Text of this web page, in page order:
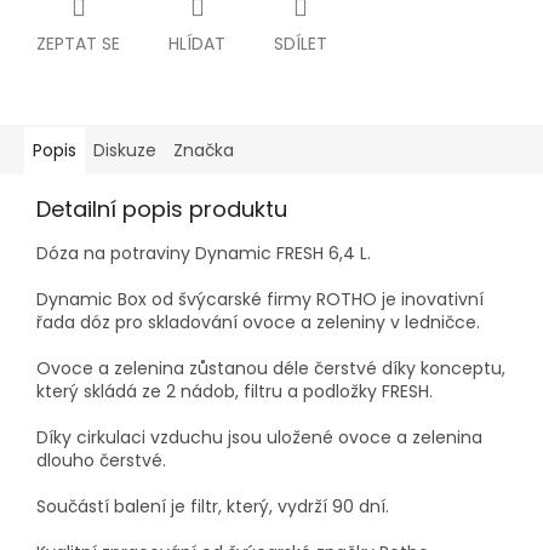
ZEPTAT SE HLÍDAT SDÍLET
Popis Diskuze Značka
Detailní popis produktu
Dóza na potraviny Dynamic FRESH 6,4 L.
Dynamic Box od švýcarské firmy ROTHO je inovativní
řada dóz pro skladování ovoce a zeleniny v ledničce.
Ovoce a zelenina zůstanou déle čerstvé díky konceptu,
který skládá ze 2 nádob, filtru a podložky FRESH.
Díky cirkulaci vzduchu jsou uložené ovoce a zelenina
dlouho čerstvé.
Součástí balení je filtr, který, vydrží 90 dní.